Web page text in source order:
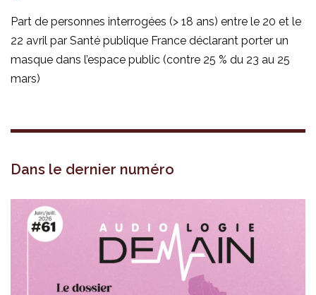
Part de personnes interrogées (> 18 ans) entre le 20 et le
22 avril par Santé publique France déclarant porter un
masque dans l’espace public (contre 25 % du 23 au 25
mars)
Dans le dernier numéro